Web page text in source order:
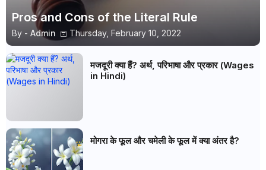
Pros and Cons of the Literal Rule
By - Admin Thursday, February 10, 2022
मजदूरी क्या हैं? अर्थ, परिभाषा और प्रकार (Wages
in Hindi)
मोगरा के फूल और चमेली के फूल में क्या अंतर है?